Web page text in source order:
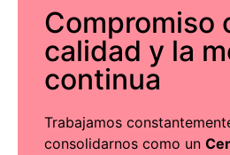
Compromiso
calidad y la
continua
Trabajamos
consolidarnos como un